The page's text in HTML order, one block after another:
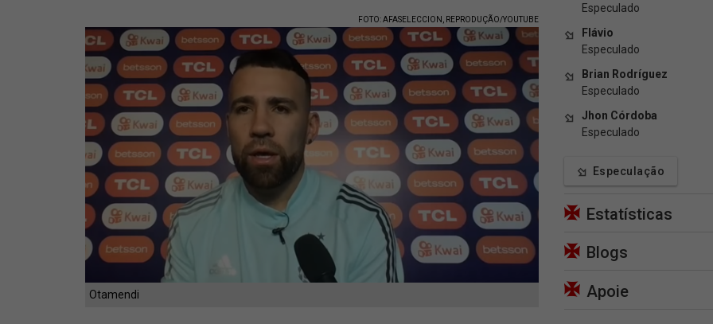
FOTO: AFASELECCION, REPRODUÇÃO/YOUTUBE
Otamendi
Especulado
Flávio
Especulado
Brian Rodríguez
Especulado
Jhon Córdoba
Especulado
Especulação
Estatísticas
Blogs
Apoie